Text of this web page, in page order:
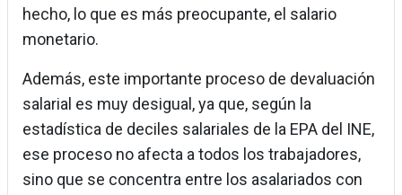
hecho, lo que es más preocupante, el salario
monetario.
Además, este importante proceso de devaluación
salarial es muy desigual, ya que, según la
estadística de deciles salariales de la EPA del INE,
ese proceso no afecta a todos los trabajadores,
sino que se concentra entre los asalariados con